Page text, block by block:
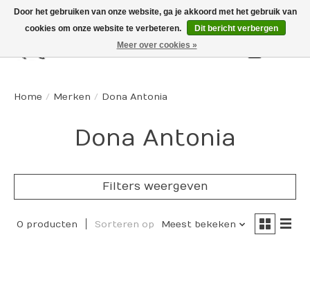
Home / Merken / Dona Antonia
Dona Antonia
Filters weergeven
0 producten Sorteren op Meest bekeken
Door het gebruiken van onze website, ga je akkoord met het gebruik van
cookies om onze website te verbeteren.
Dit bericht verbergen
Meer over cookies »